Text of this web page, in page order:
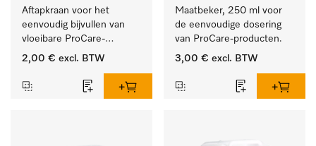
Aftapkraan voor het
eenvoudig bijvullen van
vloeibare ProCare-
producten.
2,00 € excl. BTW
Maatbeker, 250 ml voor
de eenvoudige dosering
van ProCare-producten.
3,00 € excl. BTW